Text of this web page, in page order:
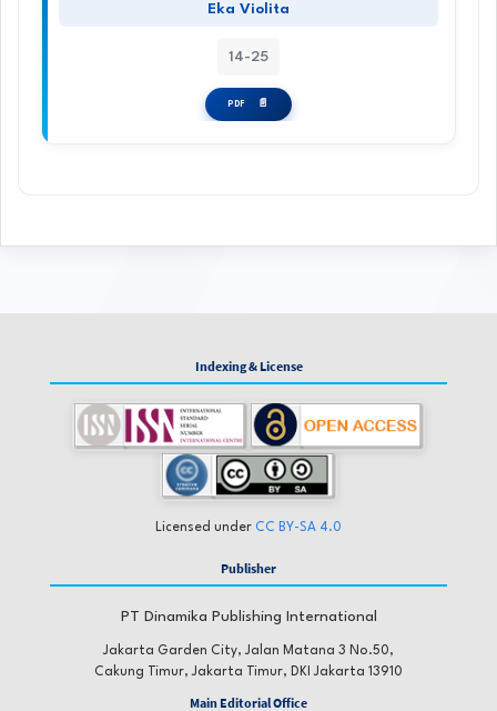
Eka Violita
14-25
PDF
Indexing & License
Licensed under CC BY-SA 4.0
Publisher
PT Dinamika Publishing International
Jakarta Garden City, Jalan Matana 3 No.50,
Cakung Timur, Jakarta Timur, DKI Jakarta 13910
Main Editorial Office